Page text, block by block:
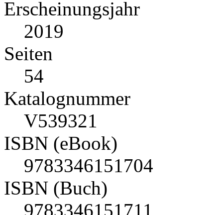
Erscheinungsjahr
2019
Seiten
54
Katalognummer
V539321
ISBN (eBook)
9783346151704
ISBN (Buch)
9783346151711